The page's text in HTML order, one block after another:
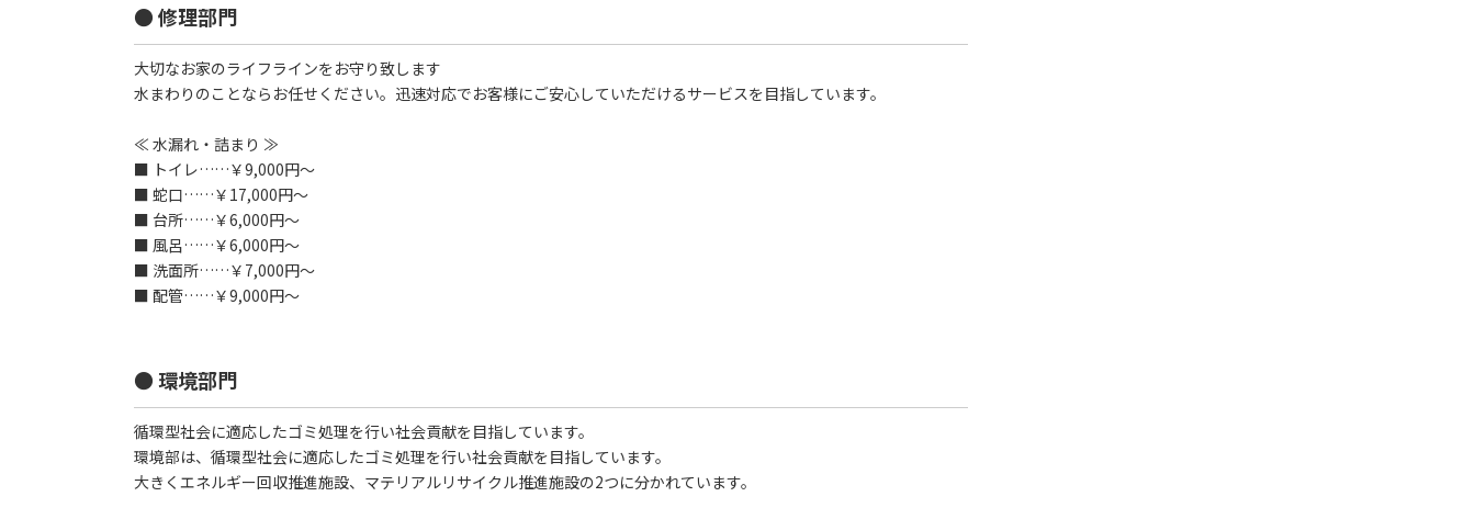
● 修理部門
大切なお家のライフラインをお守り致します
水まわりのことならお任せください。迅速対応でお客様にご安心していただけるサービスを目指しています。
≪ 水漏れ・詰まり ≫
■ トイレ……￥9,000円～
■ 蛇口……￥17,000円～
■ 台所……￥6,000円～
■ 風呂……￥6,000円～
■ 洗面所……￥7,000円～
■ 配管……￥9,000円～
● 環境部門
循環型社会に適応したゴミ処理を行い社会貢献を目指しています。
環境部は、循環型社会に適応したゴミ処理を行い社会貢献を目指しています。
大きくエネルギー回収推進施設、マテリアルリサイクル推進施設の2つに分かれています。